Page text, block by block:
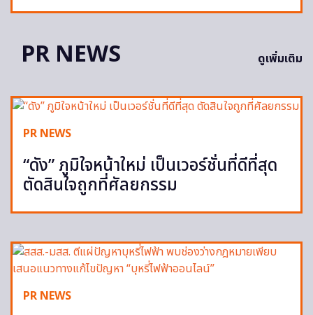
PR NEWS ดูเพิ่มเติม
PR NEWS
“ดัง” ภูมิใจหน้าใหม่ เป็นเวอร์ชั่นที่ดีที่สุด
ตัดสินใจถูกที่ศัลยกรรม
PR NEWS